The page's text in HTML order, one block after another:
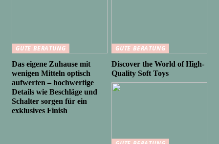
GUTE BERATUNG
Das eigene Zuhause mit
wenigen Mitteln optisch
aufwerten – hochwertige
Details wie Beschläge und
Schalter sorgen für ein
exklusives Finish
GUTE BERATUNG
Discover the World of High-
Quality Soft Toys